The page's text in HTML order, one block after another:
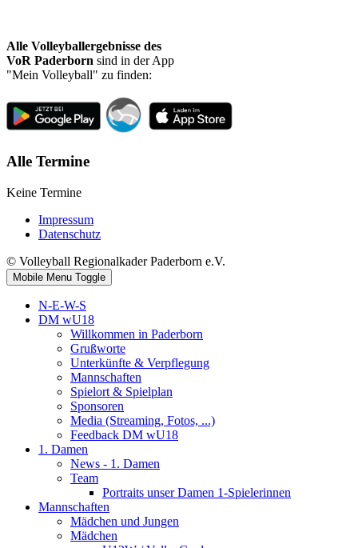
Alle Volleyballergebnisse des
VoR Paderborn sind in der App
"Mein Volleyball" zu finden:
Alle Termine
Keine Termine
Impressum
Datenschutz
© Volleyball Regionalkader Paderborn e.V.
Mobile Menu Toggle
N-E-W-S
DM wU18
Willkommen in Paderborn
Grußworte
Unterkünfte & Verpflegung
Mannschaften
Spielort & Spielplan
Sponsoren
Media (Streaming, Fotos, ...)
Feedback DM wU18
1. Damen
News - 1. Damen
Team
Portraits unser Damen 1-Spielerinnen
Mannschaften
Mädchen und Jungen
Mädchen